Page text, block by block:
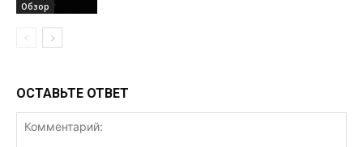
Обзор
ОСТАВЬТЕ ОТВЕТ